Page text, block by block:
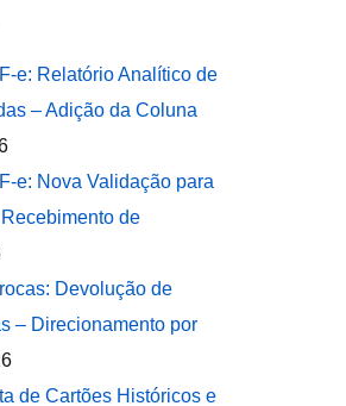
e: Relatório Analítico de
– Adição da Coluna
e: Nova Validação para
de
Devolução de
– Direcionamento por
de Cartões Históricos e